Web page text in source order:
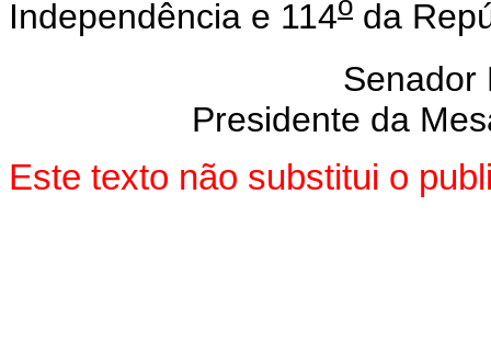
Independência e 114
da
Senador
Presidente da
Este texto não substitui o